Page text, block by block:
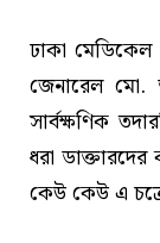
ঢাকা
জেনারেল মো.
সার্বক্ষণিক
ধরা
কেউ কেউ এ